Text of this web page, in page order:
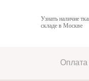
Узнать наличие
складе в Москве
Оплата